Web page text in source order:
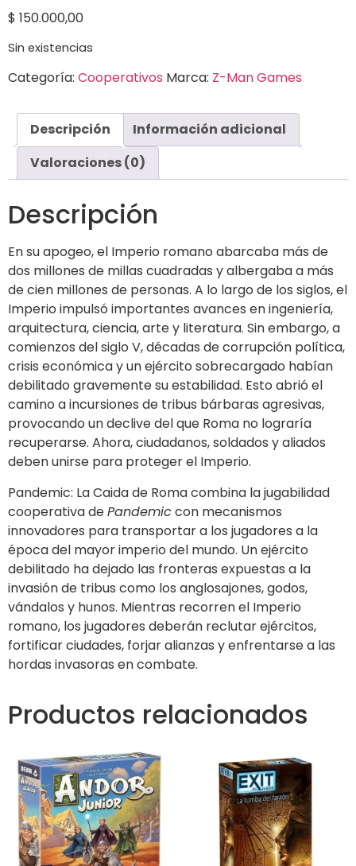
$ 150.000,00
Sin existencias
Categoría: Cooperativos Marca: Z-Man Games
Descripción
Información adicional
Valoraciones (0)
Descripción
En su apogeo, el Imperio romano abarcaba más de
dos millones de millas cuadradas y albergaba a más
de cien millones de personas. A lo largo de los siglos, el
Imperio impulsó importantes avances en ingeniería,
arquitectura, ciencia, arte y literatura. Sin embargo, a
comienzos del siglo V, décadas de corrupción política,
crisis económica y un ejército sobrecargado habían
debilitado gravemente su estabilidad. Esto abrió el
camino a incursiones de tribus bárbaras agresivas,
provocando un declive del que Roma no lograría
recuperarse. Ahora, ciudadanos, soldados y aliados
deben unirse para proteger el Imperio.
Pandemic: La Caida de Roma combina la jugabilidad
cooperativa dePandemiccon mecanismos
innovadores para transportar a los jugadores a la
época del mayor imperio del mundo. Un ejército
debilitado ha dejado las fronteras expuestas a la
invasión de tribus como los anglosajones, godos,
vándalos y hunos. Mientras recorren el Imperio
romano, los jugadores deberán reclutar ejércitos,
fortificar ciudades, forjar alianzas y enfrentarse a las
hordas invasoras en combate.
Productos relacionados